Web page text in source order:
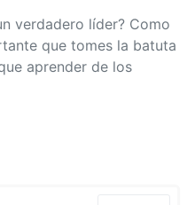
verdadero líder? Como
que tomes la batuta
aprender de los